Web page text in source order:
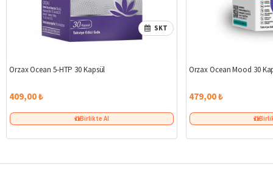
SKT
Orzax Ocean 5-HTP 30 Kapsül
409,00 ₺
Birlikte Al
Orzax Ocean Mood 30
479,00 ₺